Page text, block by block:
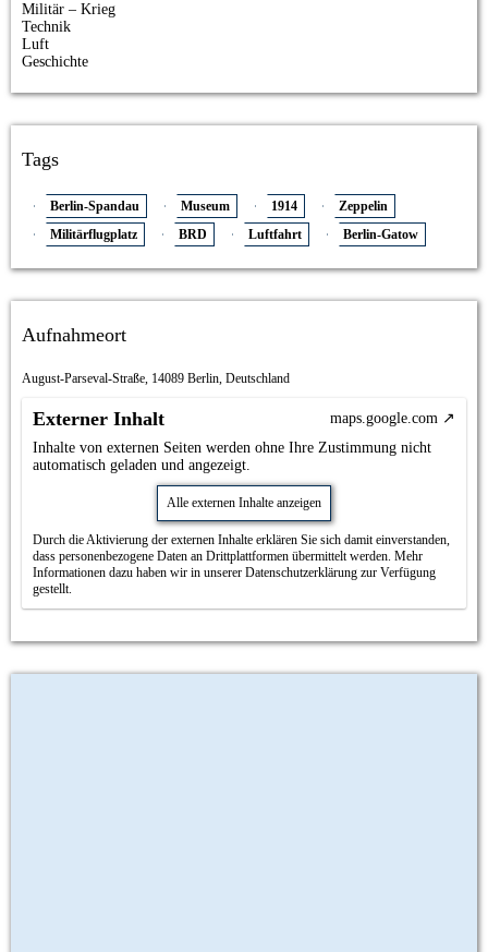
Militär – Krieg
Technik
Luft
Geschichte
Tags
Berlin-Spandau Museum 1914
Zeppelin
Militärflugplatz
BRD Luftfahrt Berlin-Gatow
Aufnahmeort
August-Parseval-Straße, 14089 Berlin, Deutschland
Externer Inhalt
maps.google.com
Inhalte von externen Seiten werden ohne Ihre Zustimmung nicht
automatisch geladen und angezeigt.
Alle externen Inhalte anzeigen
Durch die Aktivierung der externen Inhalte erklären Sie sich damit einverstanden,
dass personenbezogene Daten an Drittplattformen übermittelt werden. Mehr
Informationen dazu haben wir in unserer Datenschutzerklärung zur Verfügung
gestellt.